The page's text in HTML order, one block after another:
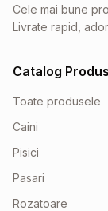
Cele mai bune
Livrate rapid,
Catalog
Toate produsele
Caini
Pisici
Pasari
Rozatoare